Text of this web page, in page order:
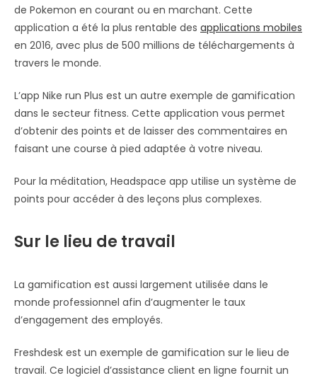
de Pokemon en courant ou en marchant. Cette
application a été la plus rentable des applications mobiles
en 2016, avec plus de 500 millions de téléchargements à
travers le monde.
L’app Nike run Plus est un autre exemple de gamification
dans le secteur fitness. Cette application vous permet
d’obtenir des points et de laisser des commentaires en
faisant une course à pied adaptée à votre niveau.
Pour la méditation, Headspace app utilise un système de
points pour accéder à des leçons plus complexes.
Sur le lieu de travail
La gamification est aussi largement utilisée dans le
monde professionnel afin d’augmenter le taux
d’engagement des employés.
Freshdesk est un exemple de gamification sur le lieu de
travail. Ce logiciel d’assistance client en ligne fournit un